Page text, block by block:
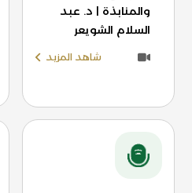
والمنابذة | د. عبد
السلام الشويعر
شاهد المزيد